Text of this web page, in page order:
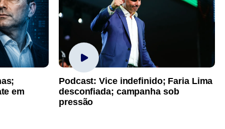
em
Podcast: Vice indefinido; Faria Lima
desconfiada; campanha sob
pressão